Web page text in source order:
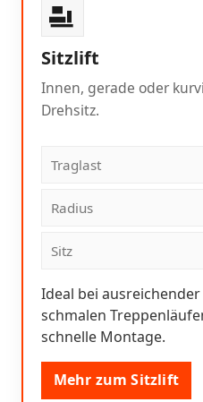
Sitzlift
Innen, gerade oder
Drehsitz.
Traglast
Radius
Sitz
Ideal bei
schmalen
schnelle Montage.
Mehr zum Sitzlift